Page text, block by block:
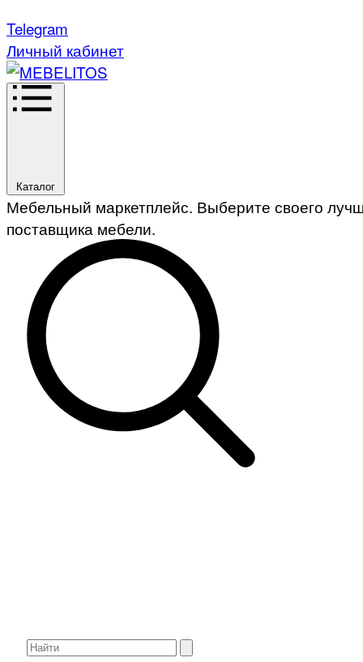
Telegram
Личный кабинет
Каталог
Мебельный маркетплейс. Выберите своего
поставщика мебели.